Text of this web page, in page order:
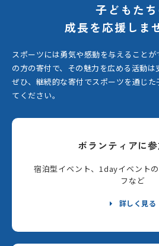
子どもた
成長を応援しま
スポーツには勇気や感動を与えることが
の方の寄付で、その魅力を広める活動は
ぜひ、継続的な寄付でスポーツを通じ
てください。
ボランティアに
宿泊型イベント、1dayイベント
フなど
詳しく見る